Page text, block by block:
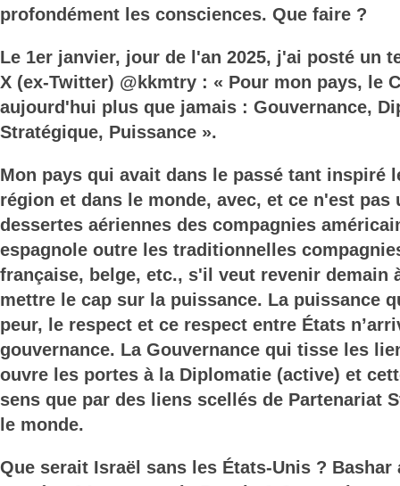
profondément les consciences. Que faire ?
Le 1er janvier, jour de l'an 2025, j'ai posté un
X (ex-Twitter) @kkmtry : « Pour mon pays, le
aujourd'hui plus que jamais : Gouvernance,
Stratégique, Puissance ».
Mon pays qui avait dans le passé tant inspiré
région et dans le monde, avec, et ce n'est pas
dessertes aériennes des compagnies
espagnole outre les traditionnelles
française, belge, etc., s'il veut revenir demain
mettre le cap sur la puissance. La puissance
peur, le respect et ce respect entre États
gouvernance. La Gouvernance qui tisse les
ouvre les portes à la Diplomatie (active) et
sens que par des liens scellés de Partenariat
le monde.
Que serait Israël sans les États-Unis ?